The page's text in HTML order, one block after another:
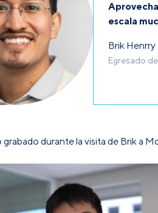
escala
Brik
Egresado
durante la visita de Brik a